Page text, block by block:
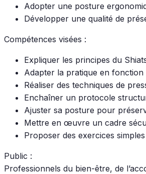
Adopter une posture
Développer une qualité de
Compétences visées :
Expliquer les principes du
Adapter la pratique en
Réaliser des techniques de
Enchaîner un protocole
Ajuster sa posture pour
Mettre en œuvre un cadre
Proposer des exercices
Public :
Professionnels du bien-être, de